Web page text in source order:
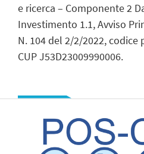
e ricerca – Componente 2
Investimento 1.1, Avviso
N. 104 del 2/2/2022, codice
CUP J53D23009990006.